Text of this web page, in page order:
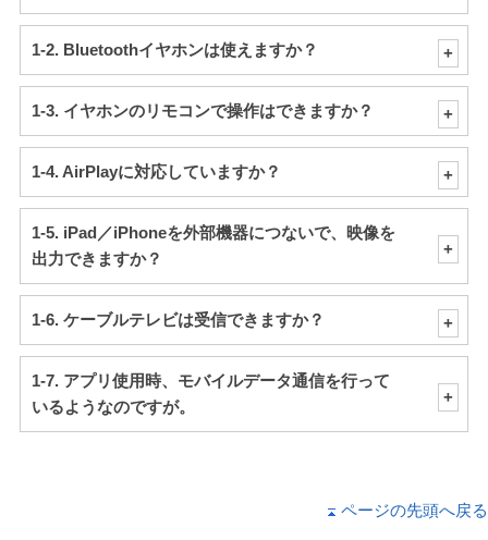
1-2. Bluetoothイヤホンは使えますか？
1-3. イヤホンのリモコンで操作はできますか？
1-4. AirPlayに対応していますか？
1-5. iPad／iPhoneを外部機器につないで、映像を
出力できますか？
1-6. ケーブルテレビは受信できますか？
1-7. アプリ使用時、モバイルデータ通信を行って
いるようなのですが。
ページの先頭へ戻る